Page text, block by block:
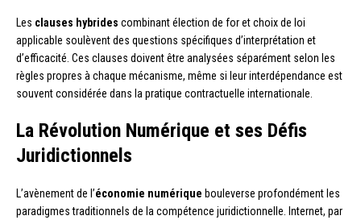
Les clauses hybrides combinant élection de for et choix de loi
applicable soulèvent des questions spécifiques d’interprétation et
d’efficacité. Ces clauses doivent être analysées séparément selon les
règles propres à chaque mécanisme, même si leur interdépendance est
souvent considérée dans la pratique contractuelle internationale.
La Révolution Numérique et ses Défis
Juridictionnels
L’avènement de l’économie numérique bouleverse profondément les
paradigmes traditionnels de la compétence juridictionnelle. Internet, par